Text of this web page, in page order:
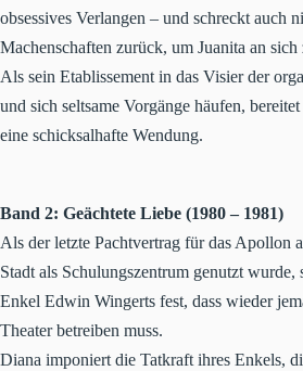
obsessives Verlangen – und schreckt auch
Machenschaften zurück, um Juanita an sich
Als sein Etablissement in das Visier der
und sich seltsame Vorgänge häufen,
eine schicksalhafte Wendung.
Band 2: Geächtete Liebe (1980 – 1981)
Als der letzte Pachtvertrag für das Apollon
Stadt als Schulungszentrum genutzt
Enkel Edwin Wingerts fest, dass wieder
Theater betreiben muss.
Diana imponiert die Tatkraft ihres Enkels,